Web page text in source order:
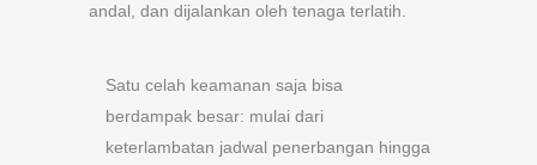
andal, dan dijalankan oleh tenaga terlatih.
Satu celah keamanan saja bisa
berdampak besar: mulai dari
keterlambatan jadwal penerbangan hingga